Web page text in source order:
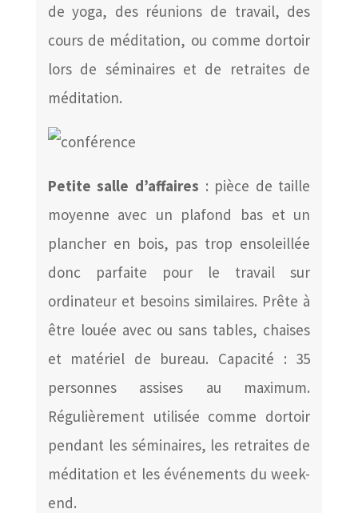
de yoga, des réunions de travail, des
cours de méditation, ou comme dortoir
lors de séminaires et de retraites de
méditation.
Petite salle d’affaires : pièce de taille
moyenne avec un plafond bas et un
plancher en bois, pas trop ensoleillée
donc parfaite pour le travail sur
ordinateur et besoins similaires. Prête à
être louée avec ou sans tables, chaises
et matériel de bureau. Capacité : 35
personnes assises au maximum.
Régulièrement utilisée comme dortoir
pendant les séminaires, les retraites de
méditation et les événements du week-
end.